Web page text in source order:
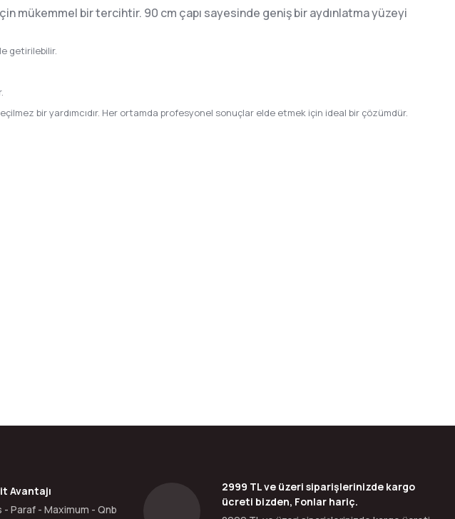
mükemmel bir tercihtir. 90 cm çapı sayesinde geniş bir aydınlatma yüzeyi
getirilebilir.
bir yardımcıdır. Her ortamda profesyonel sonuçlar elde etmek için ideal bir çözümdür.
Avantajı
Paraf - Maximum - Qnb
2999 TL ve üzeri siparişlerinizde kargo
ücreti bizden, Fonlar hariç.